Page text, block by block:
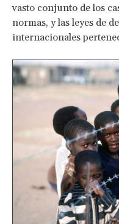
vasto conjunto de los
normas, y las leyes de
internacionales